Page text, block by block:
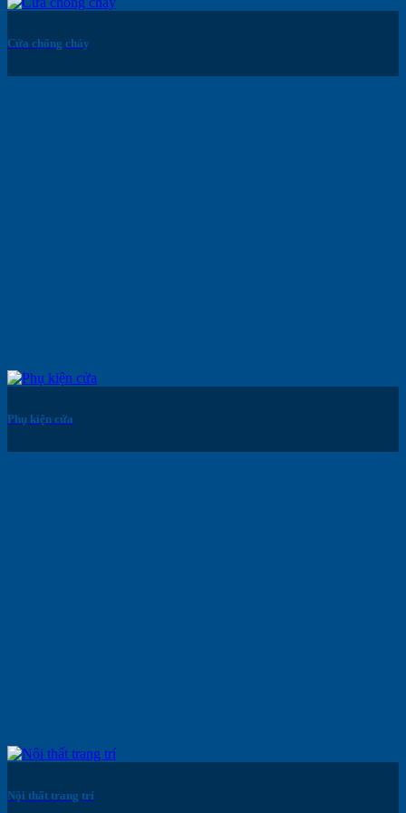
Cửa chống cháy
Phụ kiện cửa
Nội thất trang trí